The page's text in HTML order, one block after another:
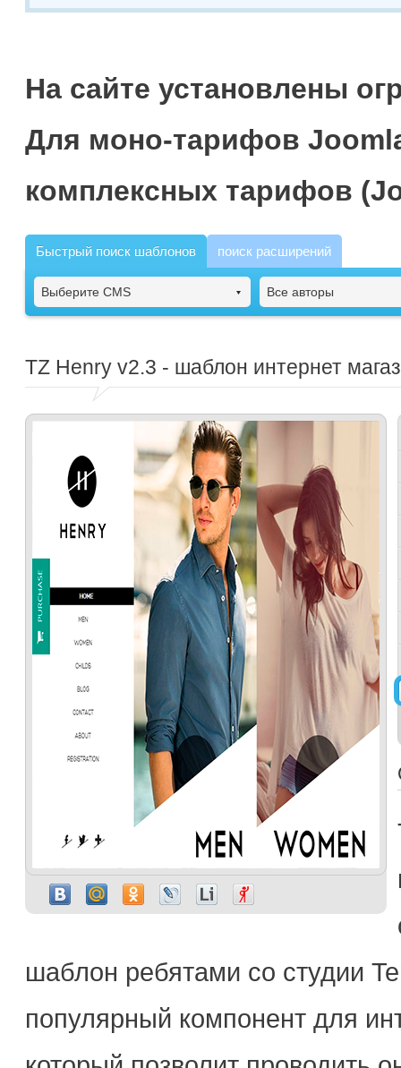
На сайте установлены
Для моно-тарифов
комплексных тарифов
Быстрый поиск шаблонов поиск расширений
Выберите CMS Все авторы
TZ Henry v2.3 - шаблон интернет
шаблон ребятами со студии
популярный компонент для